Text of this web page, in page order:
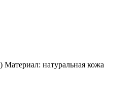
натуральная кожа